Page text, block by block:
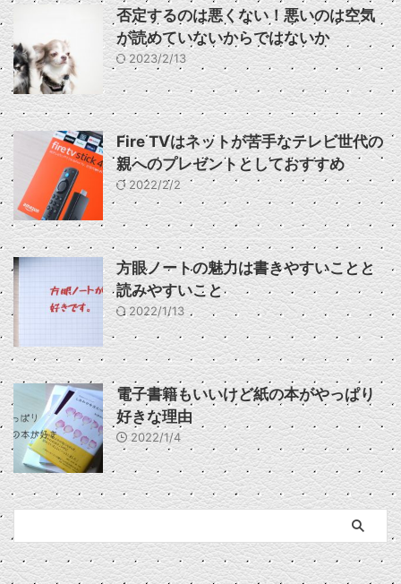
否定するのは悪くない！悪いのは空気
が読めていないからではないか
2023/2/13
Fire TVはネットが苦手なテレビ世代の
親へのプレゼントとしておすすめ
2022/2/2
方眼ノートの魅力は書きやすいことと
読みやすいこと
2022/1/13
電子書籍もいいけど紙の本がやっぱり
好きな理由
2022/1/4